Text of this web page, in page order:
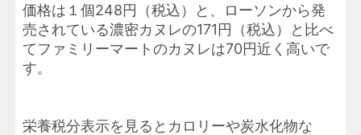
価格は１個248円（税込）と、ローソンから発
売されている濃密カヌレの171円（税込）と比べ
てファミリーマートのカヌレは70円近く高いで
す。
栄養税分表示を見るとカロリーや炭水化物な